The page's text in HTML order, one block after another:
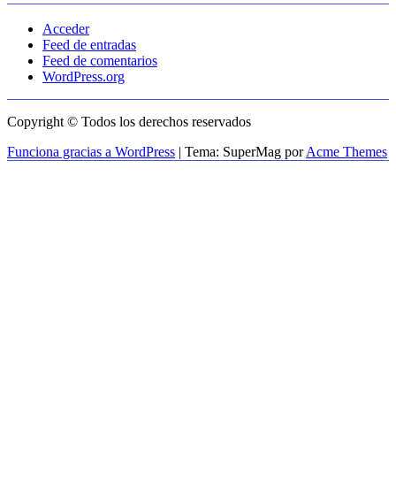
Acceder
Feed de entradas
Feed de comentarios
WordPress.org
Copyright © Todos los derechos reservados
Funciona gracias a WordPress | Tema: SuperMag porAcme Themes